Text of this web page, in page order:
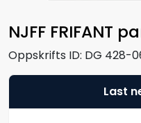
NJFF FRIFANT
Oppskrifts ID: DG 428-
Last